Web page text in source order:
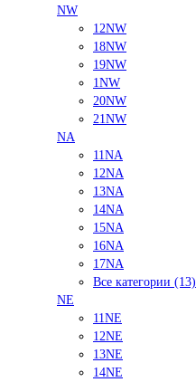
NW
12NW
18NW
19NW
1NW
20NW
21NW
NA
11NA
12NA
13NA
14NA
15NA
16NA
17NA
Все категории (13)
NE
11NE
12NE
13NE
14NE